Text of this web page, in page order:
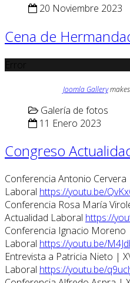
20 Noviembre 2023
Cena de
Joomla Gallery
Galería de fotos
11 Enero 2023
Congreso
Conferencia Antonio
Laboral https://youtu.be/
Conferencia Rosa María
Actualidad Laboral https://
Conferencia Ignacio Moreno
Laboral https://youtu.be/
Entrevista a Patricia Nieto |
Laboral https://youtu.be/